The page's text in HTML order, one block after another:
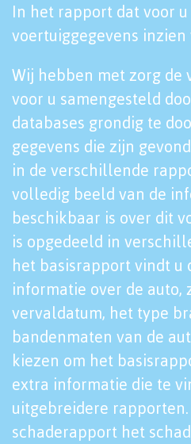
In het rapport dat voor
voertuiggegevens inzien
Wij hebben met zorg de
voor u samengesteld
databases grondig te
gegevens die zijn
in de verschillende
volledig beeld van de
beschikbaar is over dit
is opgedeeld in
het basisrapport vindt u
informatie over de auto,
vervaldatum, het type
bandenmaten van de
kiezen om het
extra informatie die te
uitgebreidere
schaderapport het